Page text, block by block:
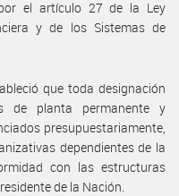
el artículo 27 de la Ley
y de los Sistemas de
que toda designación
de planta permanente y
presupuestariamente,
dependientes de la
con las estructuras
de la Nación.